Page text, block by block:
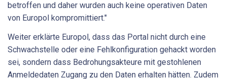
betroffen und daher wurden auch keine operativen Daten
von Europol kompromittiert."
Weiter erklärte Europol, dass das Portal nicht durch eine
Schwachstelle oder eine Fehlkonfiguration gehackt worden
sei, sondern dass Bedrohungsakteure mit gestohlenen
Anmeldedaten Zugang zu den Daten erhalten hätten. Zudem